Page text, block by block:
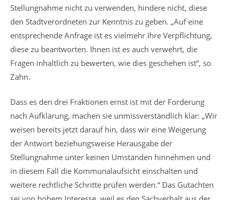
Stellungnahme nicht zu verwenden, hindere nicht, diese
den Stadtverordneten zur Kenntnis zu geben. „Auf eine
entsprechende Anfrage ist es vielmehr Ihre Verpflichtung,
diese zu beantworten. Ihnen ist es auch verwehrt, die
Fragen inhaltlich zu bewerten, wie dies geschehen ist“, so
Zahn.
Dass es den drei Fraktionen ernst ist mit der Forderung
nach Aufklärung, machen sie unmissverständlich klar: „Wir
weisen bereits jetzt darauf hin, dass wir eine Weigerung
der Antwort beziehungsweise Herausgabe der
Stellungnahme unter keinen Umständen hinnehmen und
in diesem Fall die Kommunalaufsicht einschalten und
weitere rechtliche Schritte prüfen werden.“ Das Gutachten